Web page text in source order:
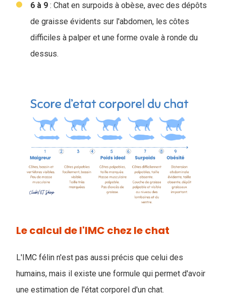
6 à 9 : Chat en surpoids à obèse, avec des dépôts
de graisse évidents sur l'abdomen, les côtes
difficiles à palper et une forme ovale à ronde du
dessus.
Le calcul de l'IMC chez le chat
L'IMC félin n'est pas aussi précis que celui des
humains, mais il existe une formule qui permet d'avoir
une estimation de l'état corporel d'un chat.